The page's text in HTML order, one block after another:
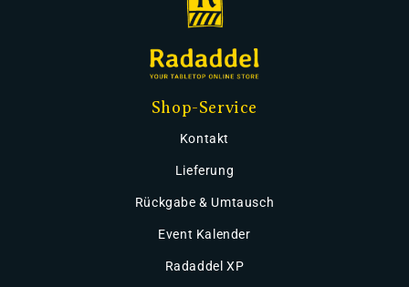
Shop-Service
Kontakt
Lieferung
Rückgabe & Umtausch
Event Kalender
Radaddel XP